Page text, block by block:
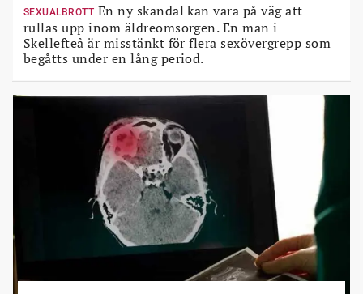
SEXUALBROTT En ny skandal kan vara på väg att
rullas upp inom äldreomsorgen. En man i
Skellefteå är misstänkt för flera sexövergrepp som
begåtts under en lång period.